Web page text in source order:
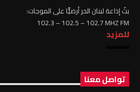
بثّ إذاعة لبنان الحر أرضيًّا على الموجات:
102.3 – 102.5 – 102.7 MHZ FM
للمزيد
تواصل معنا